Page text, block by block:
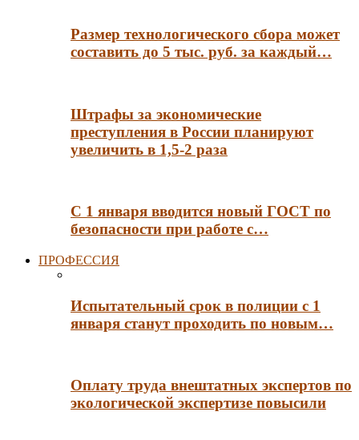
Размер технологического сбора может
составить до 5 тыс. руб. за каждый…
Штрафы за экономические
преступления в России планируют
увеличить в 1,5-2 раза
С 1 января вводится новый ГОСТ по
безопасности при работе с…
ПРОФЕССИЯ
Испытательный срок в полиции с 1
января станут проходить по новым…
Оплату труда внештатных экспертов по
экологической экспертизе повысили